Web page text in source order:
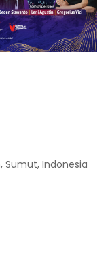
Sumut, Indonesia